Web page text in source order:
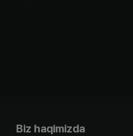
Biz haqimizda